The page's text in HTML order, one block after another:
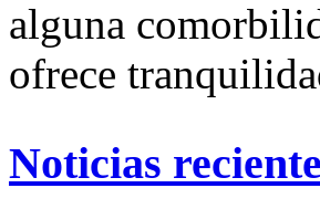
alguna
ofrece
Noticias